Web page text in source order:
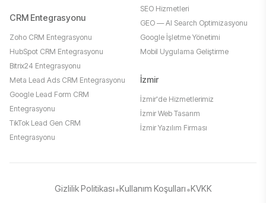
CRM Entegrasyonu
Zoho CRM Entegrasyonu
HubSpot CRM Entegrasyonu
Bitrix24 Entegrasyonu
Meta Lead Ads CRM Entegrasyonu
Google Lead Form CRM
Entegrasyonu
TikTok Lead Gen CRM
Entegrasyonu
SEO Hizmetleri
GEO — AI Search Optimizasyonu
Google İşletme Yönetimi
Mobil Uygulama Geliştirme
İzmir
İzmir'de Hizmetlerimiz
İzmir Web Tasarım
İzmir Yazılım Firması
Gizlilik Politikası•Kullanım Koşulları•KVKK